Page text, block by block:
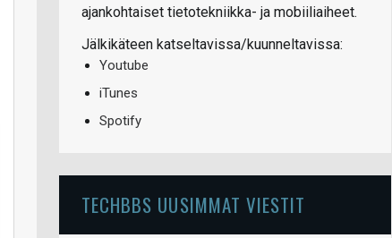
ajankohtaiset tietotekniikka- ja mobiiliaiheet.
Jälkikäteen katseltavissa/kuunneltavissa:
Youtube
iTunes
Spotify
TECHBBS UUSIMMAT VIESTIT